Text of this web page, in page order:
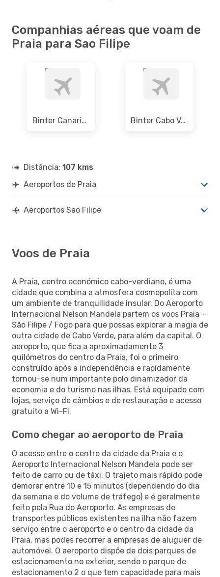
Companhias aéreas que voam de
Praia para Sao Filipe
Binter Canarias Binter Cabo Verde
Distância: 107 kms
Aeroportos de Praia
Aeroportos Sao Filipe
Voos de Praia
A Praia, centro económico cabo-verdiano, é uma
cidade que combina a atmosfera cosmopolita com
um ambiente de tranquilidade insular. Do Aeroporto
Internacional Nelson Mandela partem os voos Praia -
São Filipe / Fogo para que possas explorar a magia de
outra cidade de Cabo Verde, para além da capital. O
aeroporto, que fica a aproximadamente 3
quilómetros do centro da Praia, foi o primeiro
construído após a independência e rapidamente
tornou-se num importante polo dinamizador da
economia e do turismo nas ilhas. Está equipado com
lojas, serviço de câmbios e de restauração e acesso
gratuito a Wi-Fi.
Como chegar ao aeroporto de Praia
O acesso entre o centro da cidade da Praia e o
Aeroporto Internacional Nelson Mandela pode ser
feito de carro ou de táxi. O trajeto mais rápido pode
demorar entre 10 e 15 minutos (dependendo do dia
da semana e do volume de tráfego) e é geralmente
feito pela Rua do Aeroporto. As empresas de
transportes públicos existentes na ilha não fazem
serviço entre o aeroporto e o centro da cidade da
Praia, mas podes recorrer a empresas de aluguer de
automóvel. O aeroporto dispõe de dois parques de
estacionamento no exterior, sendo o parque de
estacionamento 2 o que tem capacidade para mais